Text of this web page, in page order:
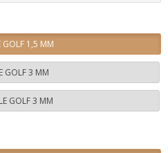
GOLF 1,5 MM
GOLF 3 MM
GOLF 3 MM